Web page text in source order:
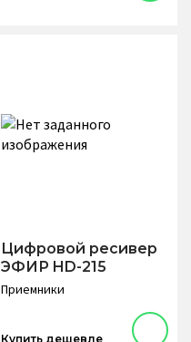
Цифровой ресивер
ЭФИР HD-215
Приемники
Купить дешевле